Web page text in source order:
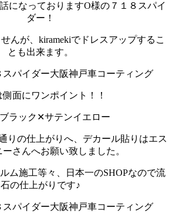
になっておりますO様の７１８スパイ
ダー！
んが、kiramekiでドレスアップするこ
とも出来ます。
面にワンポイント！！
ラック✕サテンイエロー
りの仕上がりへ、デカール貼りはエス
ーさんへお願い致しました。
ム施工等々、日本一のSHOPなので流
石の仕上がりです♪